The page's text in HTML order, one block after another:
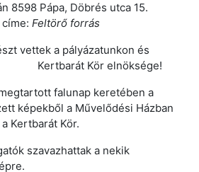
8598 Pápa, Döbrés utca 15.
Feltörő forrás
vettek a pályázatunkon és
Kör elnöksége!
falunap keretében a
képekből a Művelődési Házban
Kertbarát Kör.
szavazhattak a nekik